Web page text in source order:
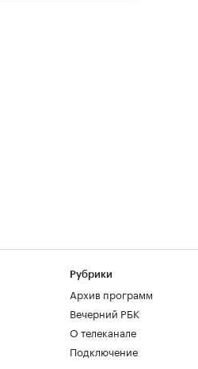
Рубрики
Архив программ
Вечерний РБК
О телеканале
Подключение